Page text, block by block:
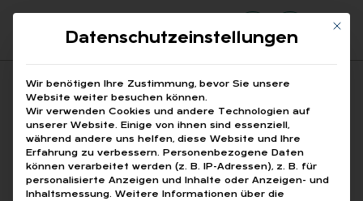
Suchfeld
Suchen
Breadcrumb-Navigation
STARTSEITE LOHNSTEUERRECHT
FOKUS
GESUND & BERUF
Mit
Datenschutzeinstellungen
Wir benötigen Ihre Zustimmung, bevor Sie unsere
Website weiter besuchen können.
Wir verwenden Cookies und andere Technologien auf
unserer Website. Einige von ihnen sind essenziell,
während andere uns helfen, diese Website und Ihre
Erfahrung zu verbessern. Personenbezogene Daten
können verarbeitet werden (z. B. IP-Adressen), z. B. für
personalisierte Anzeigen und Inhalte oder Anzeigen- und
Inhaltsmessung. Weitere Informationen über die